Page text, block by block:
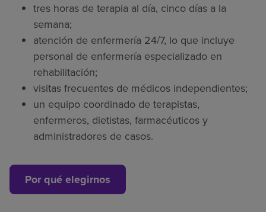
tres horas de terapia al día, cinco días a la
semana;
atención de enfermería 24/7, lo que incluye
personal de enfermería especializado en
rehabilitación;
visitas frecuentes de médicos independientes;
un equipo coordinado de terapistas,
enfermeros, dietistas, farmacéuticos y
administradores de casos.
Por qué elegirnos